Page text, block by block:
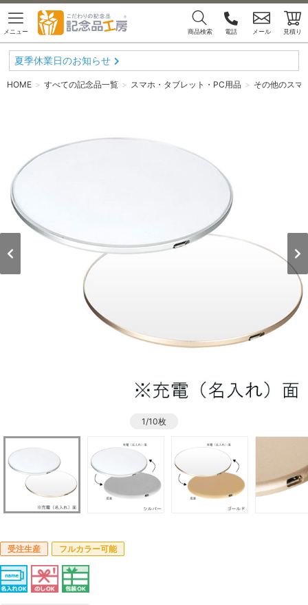
メニュー 商品検索 電話 メール 見積り
夏季休業日のお知らせ
HOME すべての記念品一覧 スマホ・タブレット・PC用品 その他のスマ
1/10枚
受注生産 フルカラー可能